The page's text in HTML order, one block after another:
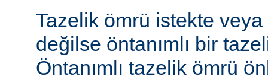
Tazelik ömrü istekte veya
değilse öntanımlı bir
Öntanımlı tazelik ömrü